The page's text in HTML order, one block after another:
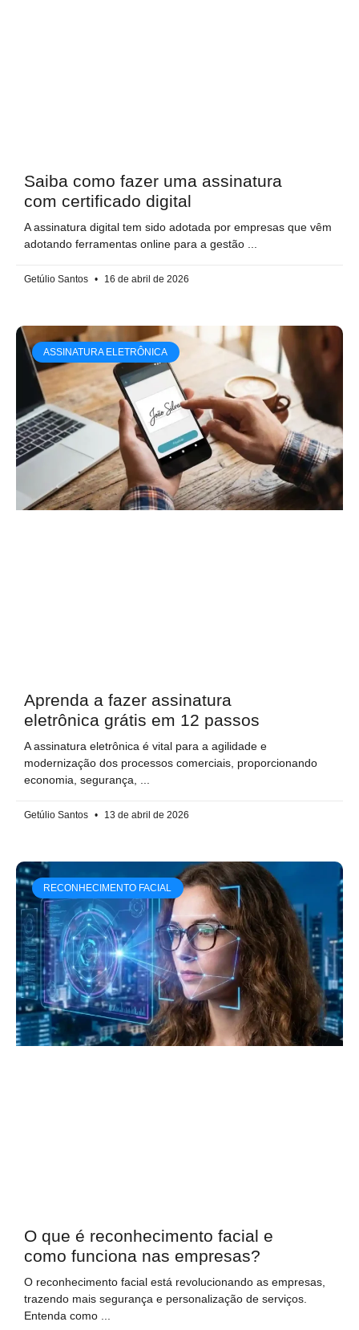
Saiba como fazer uma assinatura
com certificado digital
A assinatura digital tem sido adotada por empresas que vêm
adotando ferramentas online para a gestão
Getúlio Santos 16 de abril de 2026
ASSINATURA ELETRÔNICA
Aprenda a fazer assinatura
eletrônica grátis em 12 passos
A assinatura eletrônica é vital para a agilidade e
modernização dos processos comerciais, proporcionando
economia, segurança,
Getúlio Santos 13 de abril de 2026
RECONHECIMENTO FACIAL
O que é reconhecimento facial e
como funciona nas empresas?
O reconhecimento facial está revolucionando as empresas,
trazendo mais segurança e personalização de serviços.
Entenda como